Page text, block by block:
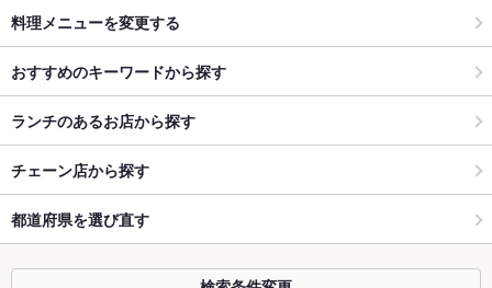
料理メニューを変更する
おすすめのキーワードから探す
ランチのあるお店から探す
チェーン店から探す
都道府県を選び直す